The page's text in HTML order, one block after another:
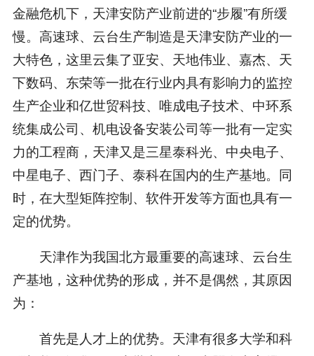
金融危机下，天津安防产业前进的“步履”有所缓
慢。高速球、云台生产制造是天津安防产业的一
大特色，这里云集了亚安、天地伟业、嘉杰、天
下数码、东荣等一批在行业内具有影响力的监控
生产企业和亿世贸科技、唯成电子技术、中环系
统集成公司、机电设备安装公司等一批有一定实
力的工程商，天津又是三星泰科光、中央电子、
中星电子、西门子、泰科在国内的生产基地。同
时，在大型矩阵控制、软件开发等方面也具有一
定的优势。
天津作为我国北方最重要的高速球、云台生
产基地，这种优势的形成，并不是偶然，其原因
为：
首先是人才上的优势。天津有很多大学和科